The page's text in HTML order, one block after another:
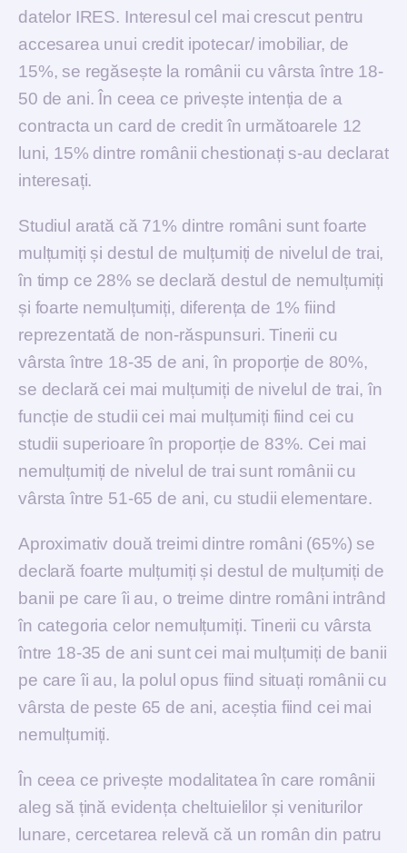
datelor IRES. Interesul cel mai crescut pentru
accesarea unui credit ipotecar/ imobiliar, de
15%, se regăsește la românii cu vârsta între 18-
50 de ani. În ceea ce privește intenția de a
contracta un card de credit în următoarele 12
luni, 15% dintre românii chestionați s-au declarat
interesați.
Studiul arată că 71% dintre români sunt foarte
mulțumiți și destul de mulțumiți de nivelul de trai,
în timp ce 28% se declară destul de nemulțumiți
și foarte nemulțumiți, diferența de 1% fiind
reprezentată de non-răspunsuri. Tinerii cu
vârsta între 18-35 de ani, în proporție de 80%,
se declară cei mai mulțumiți de nivelul de trai, în
funcție de studii cei mai mulțumiți fiind cei cu
studii superioare în proporție de 83%. Cei mai
nemulțumiți de nivelul de trai sunt românii cu
vârsta între 51-65 de ani, cu studii elementare.
Aproximativ două treimi dintre români (65%) se
declară foarte mulțumiți și destul de mulțumiți de
banii pe care îi au, o treime dintre români intrând
în categoria celor nemulțumiți. Tinerii cu vârsta
între 18-35 de ani sunt cei mai mulțumiți de banii
pe care îi au, la polul opus fiind situați românii cu
vârsta de peste 65 de ani, aceștia fiind cei mai
nemulțumiți.
În ceea ce privește modalitatea în care românii
aleg să țină evidența cheltuielilor și veniturilor
lunare, cercetarea relevă că un român din patru